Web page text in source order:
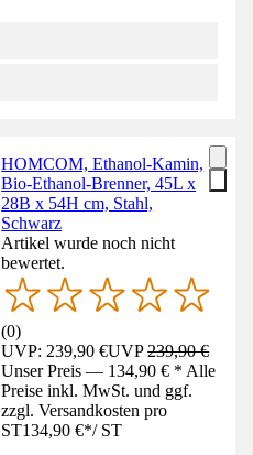
HOMCOM, Ethanol-Kamin,
Bio-Ethanol-Brenner, 45L x
28B x 54H cm, Stahl,
Schwarz
Artikel wurde noch nicht
bewertet.
(0)
UVP: 239,90 €UVP239,90 €
Unser Preis — 134,90 € * Alle
Preise inkl. MwSt. und ggf.
zzgl. Versandkosten pro
ST134,90 €*/ ST